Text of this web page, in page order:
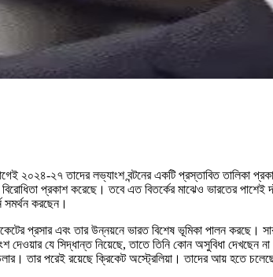
২০২৪-২৭ তাদের লভ্যাংশ বন্টনের একটি প্রস্তাবিত তালিকা
প্রকাশ করেছে। তবে এত বিতর্কের মাঝেও ভারতের
সমর্থন করছেন।
প্রসার এবং তার উন্নয়নে ভারত বিশেষ ভূমিকা পালন
যে সিদ্ধান্ত নিয়েছে, তাতে তিনি কোন অসুবিধা
তার পরেই রয়েছে ক্রিকেট অস্ট্রেলিয়া। তাদের আয় হতে